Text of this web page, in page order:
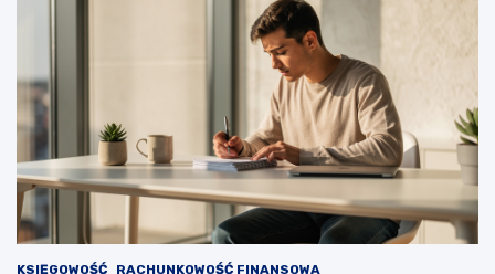
KSIĘGOWOŚĆ RACHUNKOWOŚĆ FINANSOWA